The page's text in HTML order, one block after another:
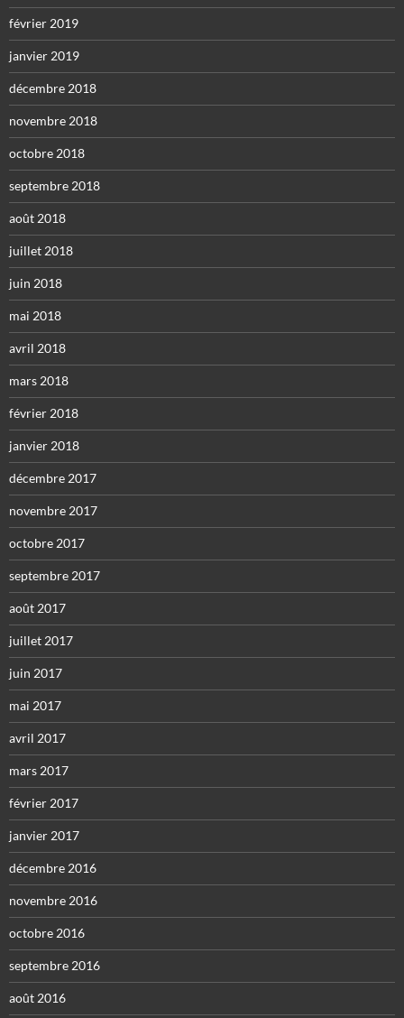
février 2019
janvier 2019
décembre 2018
novembre 2018
octobre 2018
septembre 2018
août 2018
juillet 2018
juin 2018
mai 2018
avril 2018
mars 2018
février 2018
janvier 2018
décembre 2017
novembre 2017
octobre 2017
septembre 2017
août 2017
juillet 2017
juin 2017
mai 2017
avril 2017
mars 2017
février 2017
janvier 2017
décembre 2016
novembre 2016
octobre 2016
septembre 2016
août 2016